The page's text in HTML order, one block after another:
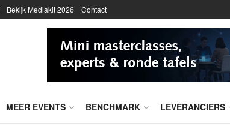
Bekijk Mediakit 2026 Contact
MEER EVENTS BENCHMARK LEVERANCIERS